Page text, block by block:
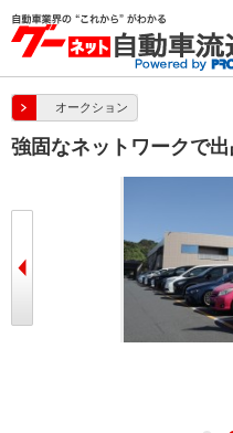
オークション
強固なネットワークで